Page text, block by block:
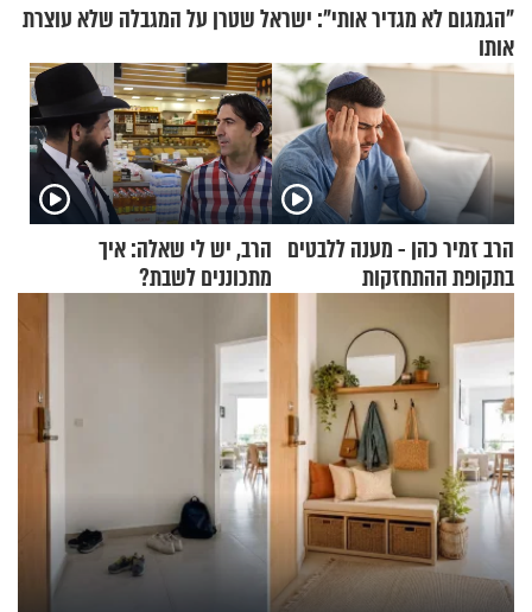
"הגמגום לא מגדיר אותי": ישראל שטרן על המגבלה שלא עוצרת
אותו
הרב זמיר כהן - מענה ללבטים
בתקופת ההתחזקות
הרב, יש לי שאלה: איך
מתכוננים לשבת?